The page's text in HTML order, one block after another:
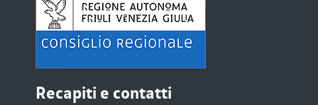
Recapiti e contatti